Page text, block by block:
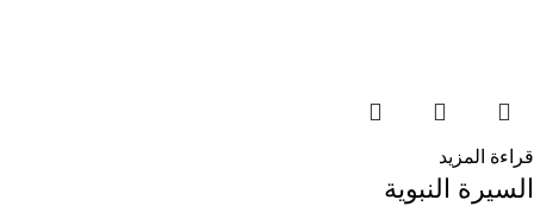
قراءة المزيد
السيرة النبوية